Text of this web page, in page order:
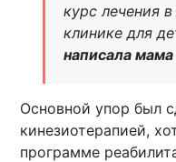
курс лечения
клинике для
написала
Основной упор был
кинезиотерапией,
программе